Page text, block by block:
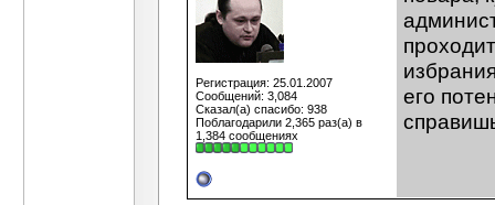
Регистрация: 25.01.2007
Сообщений: 3,084
Сказал(а) спасибо: 938
Поблагодарили 2,365 раз(а) в
1,384 сообщениях
его